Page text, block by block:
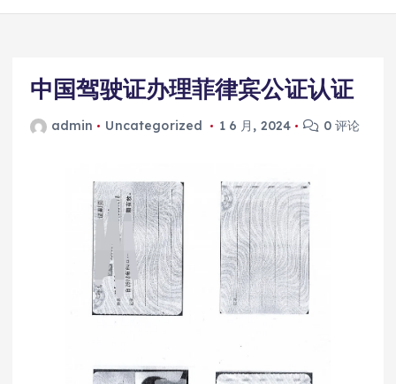
中国驾驶证办理菲律宾公证认证
admin Uncategorized 1 6 月, 2024 0 评论